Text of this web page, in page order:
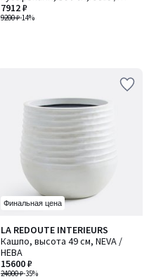
Селис
9200 ₽-14%
7912 ₽
Финальная цена
LA REDOUTE INTERIEURS
Кашпо, высота 49 см, NEVA /
НЕВА
24000 ₽-35%
15600 ₽